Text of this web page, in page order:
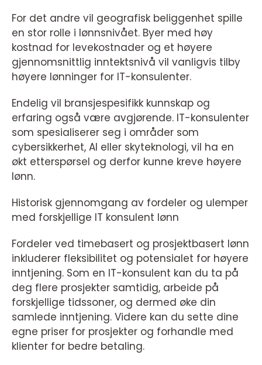
For det andre vil geografisk beliggenhet spille
en stor rolle i lønnsnivået. Byer med høy
kostnad for levekostnader og et høyere
gjennomsnittlig inntektsnivå vil vanligvis tilby
høyere lønninger for IT-konsulenter.
Endelig vil bransjespesifikk kunnskap og
erfaring også være avgjørende. IT-konsulenter
som spesialiserer seg i områder som
cybersikkerhet, AI eller skyteknologi, vil ha en
økt etterspørsel og derfor kunne kreve høyere
lønn.
Historisk gjennomgang av fordeler og ulemper
med forskjellige IT konsulent lønn
Fordeler ved timebasert og prosjektbasert lønn
inkluderer fleksibilitet og potensialet for høyere
inntjening. Som en IT-konsulent kan du ta på
deg flere prosjekter samtidig, arbeide på
forskjellige tidssoner, og dermed øke din
samlede inntjening. Videre kan du sette dine
egne priser for prosjekter og forhandle med
klienter for bedre betaling.